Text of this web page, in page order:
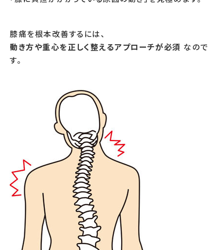
膝痛を根本改善するには、
動き方や重心を正しく整えるアプローチが必須 なので
す。